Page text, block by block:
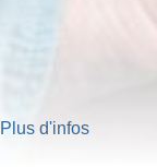
Plus d'infos